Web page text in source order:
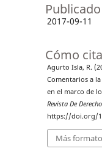
Publicado
2017-09-11
Cómo
Agurto Isla, R.
Comentarios a
en el marco de
Revista De Derecho
https://doi.org/
Más